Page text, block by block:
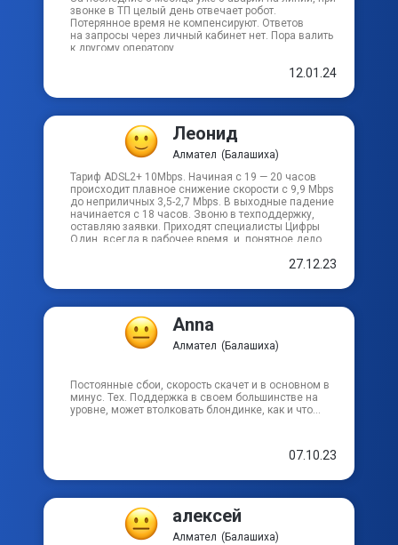
ул Октябрьская
ул Парковая
ул Первомайская
ул Пехорская
ул Пехра-Покровская
звонке в ТП целый день отвечает робот.
Потерянное время не компенсируют. Ответов
на запросы через личный кабинет нет. Пора валить
к другому оператору.
12.01.24
Леонид
Алмател (Балашиха)
Тариф ADSL2+ 10Mbps. Начиная с 19 — 20 часов
происходит плавное снижение скорости с 9,9 Mbps
до неприличных 3,5-2,7 Mbps. В выходные падение
начинается с 18 часов. Звоню в техподдержку,
оставляю заявки. Приходят специалисты Цифры
Один, всегда в рабочее время, и, понятное дело,
со скоростью начинается снова. Что интересно,
приемлемые цифры состояния линии. А скорости
у Цифры Один произошло — одному богу известно.
С тех пор и модемы я менял, и Цифра Один свой
модем мне давала — ничего не помогло. И скоро
два года, как «ничего». Почитав отзывы, я вижу,
системная. Ушел бы, да некуда…
27.12.23
Anna
Алмател (Балашиха)
Постоянные сбои, скорость скачет и в основном в
минус. Тех. Поддержка в своем большинстве на
уровне, может втолковать блондинке, как и что...
07.10.23
алексей
Алмател (Балашиха)